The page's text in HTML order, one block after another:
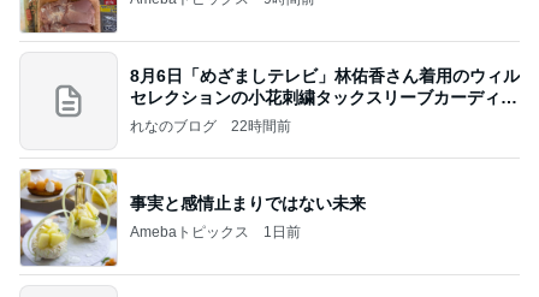
8月6日「めざましテレビ」林佑香さん着用のウィル
セレクションの小花刺繍タックスリーブカーディガ
ン
れなのブログ 22時間前
事実と感情止まりではない未来
Amebaトピックス 1日前